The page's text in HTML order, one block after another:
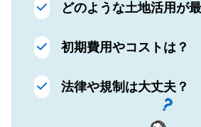
どのような土地活用が
初期費用やコストは？
法律や規制は大丈夫？